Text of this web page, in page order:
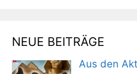
NEUE BEITRÄGE
Aus den